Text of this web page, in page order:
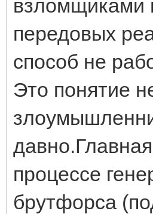
взломщиками
передовых
способ не
Это понятие
процессе
брутфорса